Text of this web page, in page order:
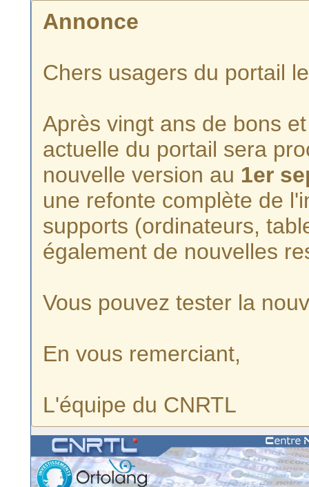
Annonce
Chers usagers du portail
Après vingt ans de bons
actuelle du portail sera
nouvelle version au 1er
une refonte complète de
supports (ordinateurs,
également de nouvelles
Vous pouvez tester la
En vous remerciant,
L'équipe du CNRTL